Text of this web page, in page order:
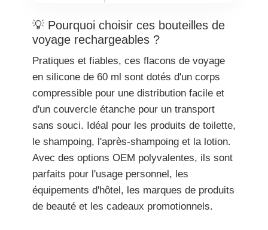
💡 Pourquoi choisir ces bouteilles de
voyage rechargeables ?
Pratiques et fiables, ces flacons de voyage
en silicone de 60 ml sont dotés d'un corps
compressible pour une distribution facile et
d'un couvercle étanche pour un transport
sans souci. Idéal pour les produits de toilette,
le shampoing, l'après-shampoing et la lotion.
Avec des options OEM polyvalentes, ils sont
parfaits pour l'usage personnel, les
équipements d'hôtel, les marques de produits
de beauté et les cadeaux promotionnels.